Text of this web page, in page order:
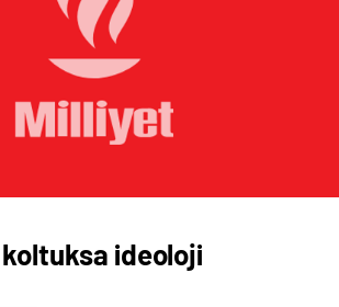
koltuksa ideoloji